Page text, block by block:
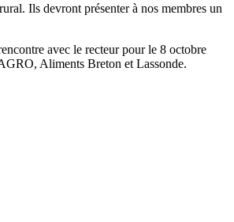
Ils devront présenter à nos membres un
avec le recteur pour le 8 octobre
Aliments Breton et Lassonde.